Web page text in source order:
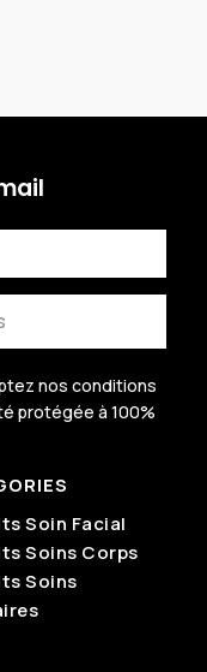
nos conditions
protégée à 100%
Soin Facial
Soins Corps
Soins